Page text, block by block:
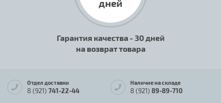
дней
Гарантия качества - 30 дней
на возврат товара
Отдел доставки
8 (921) 741-22-44
Наличие на складе
8 (921) 89-89-710